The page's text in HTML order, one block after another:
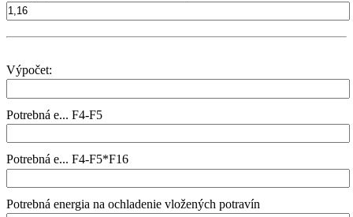
Výpočet:
Potrebná e... F4-F5
Potrebná e... F4-F5*F16
Potrebná energia na ochladenie vložených potravín